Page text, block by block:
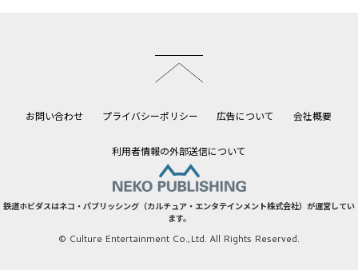
お問い合わせ プライバシーポリシー 広告について 会社概要
利用者情報の外部送信について
鉄道ホビダスはネコ・パブリッシング（カルチュア・エンタテインメント株式会社）が運営してい
ます。
© Culture Entertainment Co.,Ltd. All Rights Reserved.